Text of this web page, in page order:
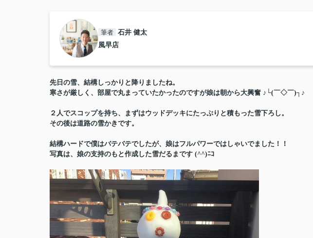
筆者 石井 健太
風早店
先日の雪、結構しっかりと降りましたね。
寒さが厳しく、部屋で丸まっていたかったのですが娘は朝から大興奮 ♪└(￣◇￣)┐♪
２人でスコップを持ち、まずはウッドデッキにたっぷりと積もった雪下ろし。
その後は道路の雪かきです。
結構ハードで僕はバテバテでしたが、娘はフルパワーではしゃいでました！！
写真は、娘の支持のもと作成した雪だるまです (^^)ﾆｺ